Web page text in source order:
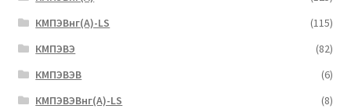
КМПЭВнг(А)-LS
(115)
КМПЭВЭ
(82)
КМПЭВЭВ
(6)
КМПЭВЭВнг(А)-LS
(8)